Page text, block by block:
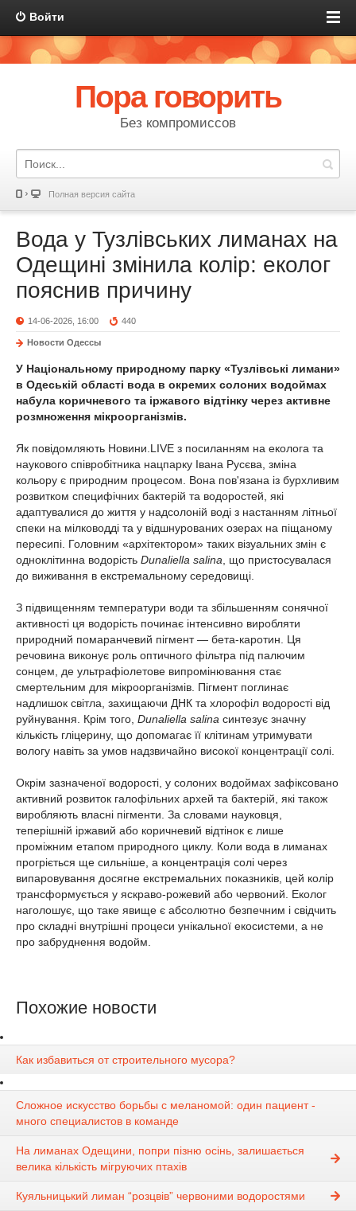
Войти
Пора говорить
Без компромиссов
Полная версия сайта
Вода у Тузлівських лиманах на
Одещині змінила колір: еколог
пояснив причину
14-06-2026, 16:00 440
Новости Одессы
У Національному природному парку «Тузлівські лимани»
в Одеській області вода в окремих солоних водоймах
набула коричневого та іржавого відтінку через активне
розмноження мікроорганізмів.
Як повідомляють Новини.LIVE з посиланням на еколога та
наукового співробітника нацпарку Івана Русєва, зміна
кольору є природним процесом. Вона пов'язана із бурхливим
розвитком специфічних бактерій та водоростей, які
адаптувалися до життя у надсолоній воді з настанням літньої
спеки на мілководді та у відшнурованих озерах на піщаному
пересипі. Головним «архітектором» таких візуальних змін є
одноклітинна водорість Dunaliella salina , що пристосувалася
до виживання в екстремальному середовищі.
З підвищенням температури води та збільшенням сонячної
активності ця водорість починає інтенсивно виробляти
природний помаранчевий пігмент — бета-каротин. Ця
речовина виконує роль оптичного фільтра під палючим
сонцем, де ультрафіолетове випромінювання стає
смертельним для мікроорганізмів. Пігмент поглинає
надлишок світла, захищаючи ДНК та хлорофіл водорості від
руйнування. Крім того, Dunaliella salina синтезує значну
кількість гліцерину, що допомагає її клітинам утримувати
вологу навіть за умов надзвичайно високої концентрації солі.
Окрім зазначеної водорості, у солоних водоймах зафіксовано
активний розвиток галофільних архей та бактерій, які також
виробляють власні пігменти. За словами науковця,
теперішній іржавий або коричневий відтінок є лише
проміжним етапом природного циклу. Коли вода в лиманах
прогріється ще сильніше, а концентрація солі через
випаровування досягне екстремальних показників, цей колір
трансформується у яскраво-рожевий або червоний. Еколог
наголошує, що таке явище є абсолютно безпечним і свідчить
про складні внутрішні процеси унікальної екосистеми, а не
про забруднення водойм.
Похожие новости
Как избавиться от строительного мусора?
Сложное искусство борьбы с меланомой: один пациент -
много специалистов в команде
На лиманах Одещини, попри пізню осінь, залишається
велика кількість мігруючих птахів
Куяльницький лиман “розцвів” червоними водоростями